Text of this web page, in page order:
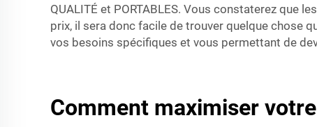
QUALITÉ et PORTABLES. Vous constaterez que
prix, il sera donc facile de trouver quelque chose
vos besoins spécifiques et vous permettant de
Comment maximiser